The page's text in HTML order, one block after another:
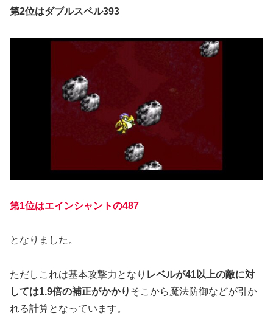
第2位はダブルスペル393
第1位はエインシャントの487
となりました。
ただしこれは基本攻撃力となり レベルが41以上の敵に対
しては1.9倍の補正がかかり そこから魔法防御などが引か
れる計算となっています。